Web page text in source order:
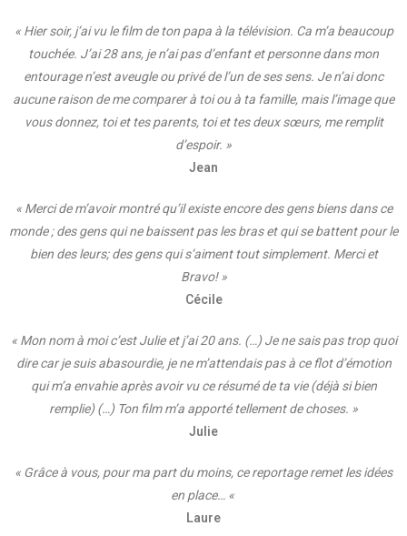
« Hier soir, j’ai vu le film de ton papa à la télévision. Ca m’a beaucoup
touchée. J’ai 28 ans, je n’ai pas d’enfant et personne dans mon
entourage n’est aveugle ou privé de l’un de ses sens. Je n’ai donc
aucune raison de me comparer à toi ou à ta famille, mais l’image que
vous donnez, toi et tes parents, toi et tes deux sœurs, me remplit
d’espoir. »
Jean
« Merci de m’avoir montré qu’il existe encore des gens biens dans ce
monde ; des gens qui ne baissent pas les bras et qui se battent pour le
bien des leurs; des gens qui s’aiment tout simplement. Merci et
Bravo! »
Cécile
« Mon nom à moi c’est Julie et j’ai 20 ans. (…) Je ne sais pas trop quoi
dire car je suis abasourdie, je ne m’attendais pas à ce flot d’émotion
qui m’a envahie après avoir vu ce résumé de ta vie (déjà si bien
remplie) (…) Ton film m’a apporté tellement de choses. »
Julie
« Grâce à vous, pour ma part du moins, ce reportage remet les idées
en place… «
Laure